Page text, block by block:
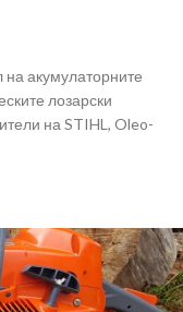
на акумулаторните
лозарски
на STIHL, Oleo-